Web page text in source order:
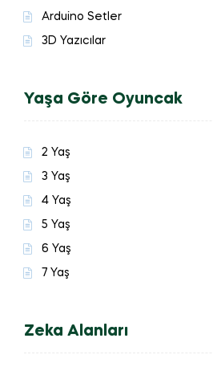
Arduino Setler
3D Yazıcılar
Yaşa Göre Oyuncak
2 Yaş
3 Yaş
4 Yaş
5 Yaş
6 Yaş
7 Yaş
Zeka Alanları